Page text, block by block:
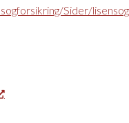
Sider/